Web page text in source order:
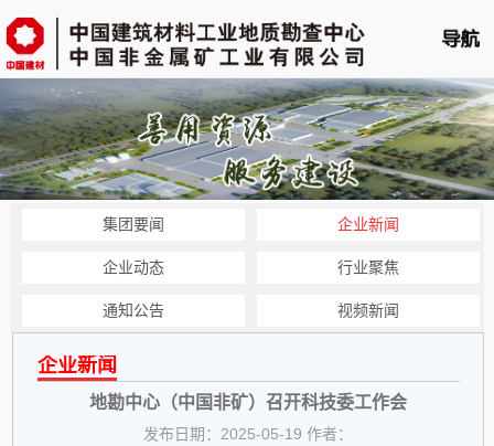
首页
单位概况
新闻中心
集团要闻 企业新闻
企业动态 行业聚焦
通知公告 视频新闻
企业新闻
地勘中心（中国非矿）召开科技委工作会
发布日期：2025-05-19 作者：